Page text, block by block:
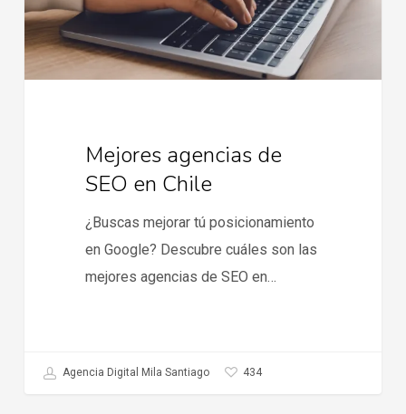
Mejores agencias de
SEO en Chile
¿Buscas mejorar tú posicionamiento
en Google? Descubre cuáles son las
mejores agencias de SEO en…
Agencia Digital Mila Santiago 434